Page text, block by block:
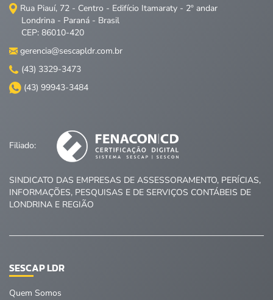
Rua Piauí, 72 - Centro - Edifício Itamaraty - 2º andar
Londrina - Paraná - Brasil
CEP: 86010-420
gerencia@sescapldr.com.br
(43) 3329-3473
(43) 99943-3484
Filiado:
SINDICATO DAS EMPRESAS DE ASSESSORAMENTO, PERÍCIAS,
INFORMAÇÕES, PESQUISAS E DE SERVIÇOS CONTÁBEIS DE
LONDRINA E REGIÃO
SESCAP LDR
Quem Somos